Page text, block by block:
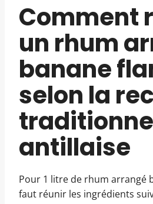
Comment
un rhum
banane
selon la
antillaise
Pour 1 litre de rhum arrangé
faut réunir les ingrédients